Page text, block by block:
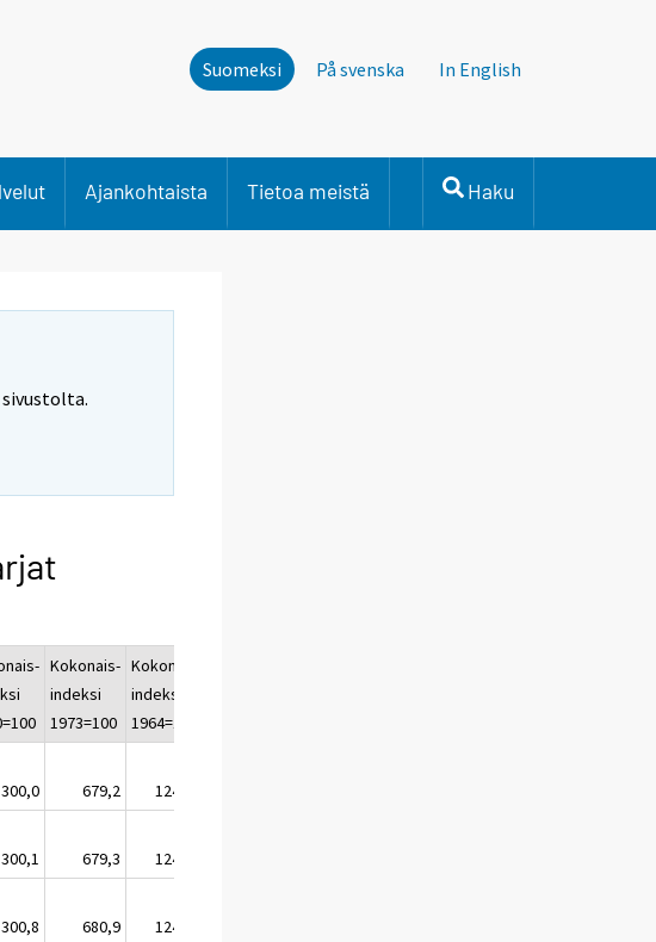
Suomeksi På svenska In English
Ajankohtaista Tietoa meistä Haku
Kokonais-
indeksi
1973=100
Kokonais-
indeksi
1964=100
300,0 679,2 1244,8
300,1 679,3 1245,1
300,8 680,9 1248,0